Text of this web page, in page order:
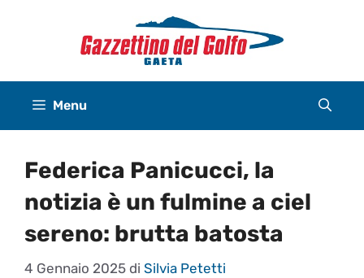
Menu
Federica Panicucci, la
notizia è un fulmine a ciel
sereno: brutta batosta
4 Gennaio 2025 di Silvia Petetti